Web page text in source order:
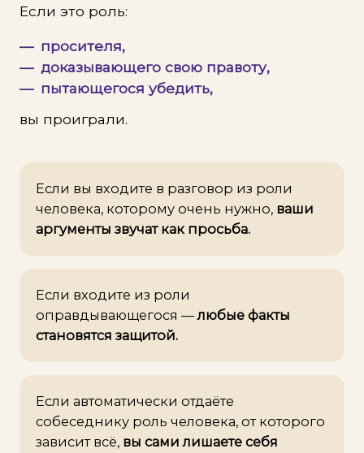
Если это роль:
просителя,
доказывающего свою правоту,
пытающегося убедить,
вы проиграли.
Если вы входите в разговор из роли
человека, которому очень нужно, ваши
аргументы звучат как просьба.
Если входите из роли
оправдывающегося —любые факты
становятся защитой.
Если автоматически отдаёте
собеседнику роль человека, от которого
зависит всё, вы сами лишаете себя